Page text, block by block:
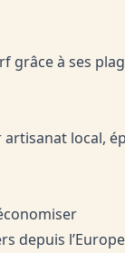
grâce à ses
local,
depuis